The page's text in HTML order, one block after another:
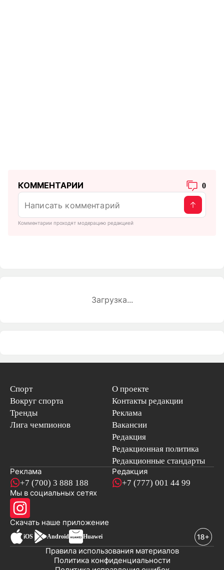
КОММЕНТАРИИ 0
Комментарии проходят модерацию редакцией
Загрузка...
Спорт
Вокруг спорта
Тренды
Лига чемпионов
О проекте
Контакты редакции
Реклама
Вакансии
Редакция
Редакционная политика
Редакционные стандарты
Реклама
+7 (700) 3 888 188
Редакция
+7 (777) 001 44 99
Мы в социальных сетях
Скачать наше приложениеновостей
iOS Android Huawei
Политика конфиденциальности
Правила использования материалов